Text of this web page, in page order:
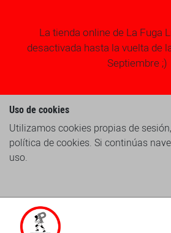
La tienda online de La Fuga
desactivada hasta la vuelta de
Septiembre ;)
Uso de cookies
Utilizamos cookies propias de
política de cookies. Si continúas
uso.